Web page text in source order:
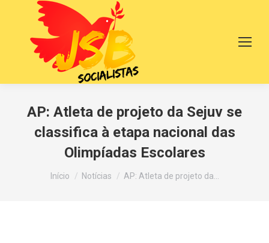
AP: Atleta de projeto da Sejuv se
classifica à etapa nacional das
Olimpíadas Escolares
Você está aqui:
Início Notícias AP: Atleta de projeto da…